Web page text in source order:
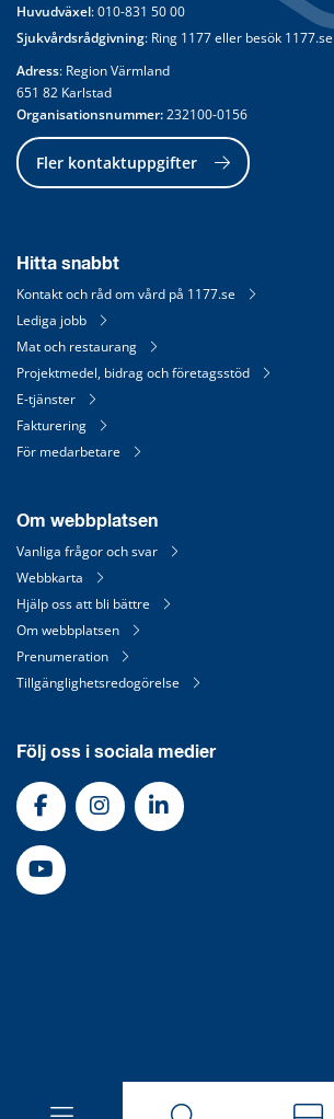
Huvudväxel: 010-831 50 00
Sjukvårdsrådgivning: Ring 1177 eller besök 1177.se
Adress: Region Värmland
651 82 Karlstad
Organisationsnummer: 232100-0156
Fler kontaktuppgifter
Hitta snabbt
Kontakt och råd om vård på 1177.se
Lediga jobb
Mat och restaurang
Projektmedel, bidrag och företagsstöd
E-tjänster
Fakturering
För medarbetare
Om webbplatsen
Vanliga frågor och svar
Webbkarta
Hjälp oss att bli bättre
Om webbplatsen
Prenumeration
Tillgänglighetsredogörelse
Följ oss i sociala medier